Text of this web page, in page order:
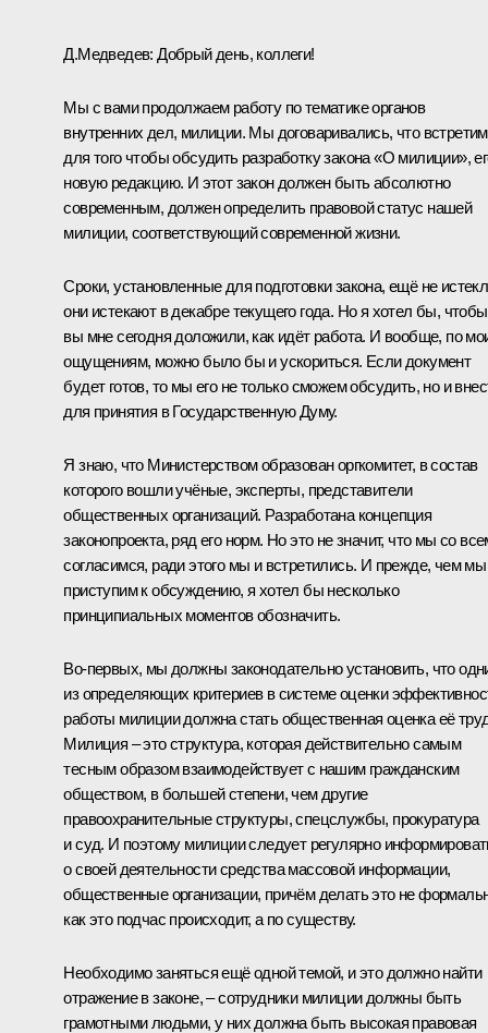
Д.Медведев: Добрый день, коллеги!
Мы с вами продолжаем работу по тематике органов
внутренних дел, милиции. Мы договаривались, что
для того чтобы обсудить разработку закона «О милиции»,
новую редакцию. И этот закон должен быть абсолютно
современным, должен определить правовой статус нашей
милиции, соответствующий современной жизни.
Сроки, установленные для подготовки закона, ещё не
они истекают в декабре текущего года. Но я хотел бы, чтобы
вы мне сегодня доложили, как идёт работа. И вообще, по
ощущениям, можно было бы и ускориться. Если документ
будет готов, то мы его не только сможем обсудить, но и
для принятия в Государственную Думу.
Я знаю, что Министерством образован оргкомитет, в состав
которого вошли учёные, эксперты, представители
общественных организаций. Разработана концепция
законопроекта, ряд его норм. Но это не значит, что мы со
согласимся, ради этого мы и встретились. И прежде, чем мы
приступим к обсуждению, я хотел бы несколько
принципиальных моментов обозначить.
Во‑первых, мы должны законодательно установить, что
из определяющих критериев в системе оценки
работы милиции должна стать общественная оценка её
Милиция – это структура, которая действительно самым
тесным образом взаимодействует с нашим гражданским
обществом, в большей степени, чем другие
правоохранительные структуры, спецслужбы, прокуратура
и суд. И поэтому милиции следует регулярно
о своей деятельности средства массовой информации,
общественные организации, причём делать это не
как это подчас происходит, а по существу.
Необходимо заняться ещё одной темой, и это должно найти
отражение в законе, – сотрудники милиции должны быть
грамотными людьми, у них должна быть высокая правовая